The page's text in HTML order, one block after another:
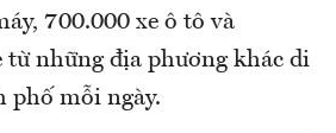
700.000 xe ô tô và
từ những địa phương khác di
phố mỗi ngày.